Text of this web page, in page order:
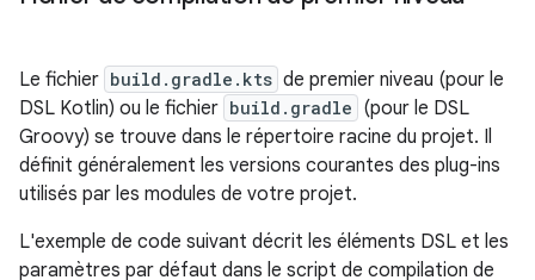
Le fichier build.gradle.kts de premier niveau (pour le
DSL Kotlin) ou le fichier build.gradle (pour le DSL
Groovy) se trouve dans le répertoire racine du projet. Il
définit généralement les versions courantes des plug-ins
utilisés par les modules de votre projet.
L'exemple de code suivant décrit les éléments DSL et les
paramètres par défaut dans le script de compilation de